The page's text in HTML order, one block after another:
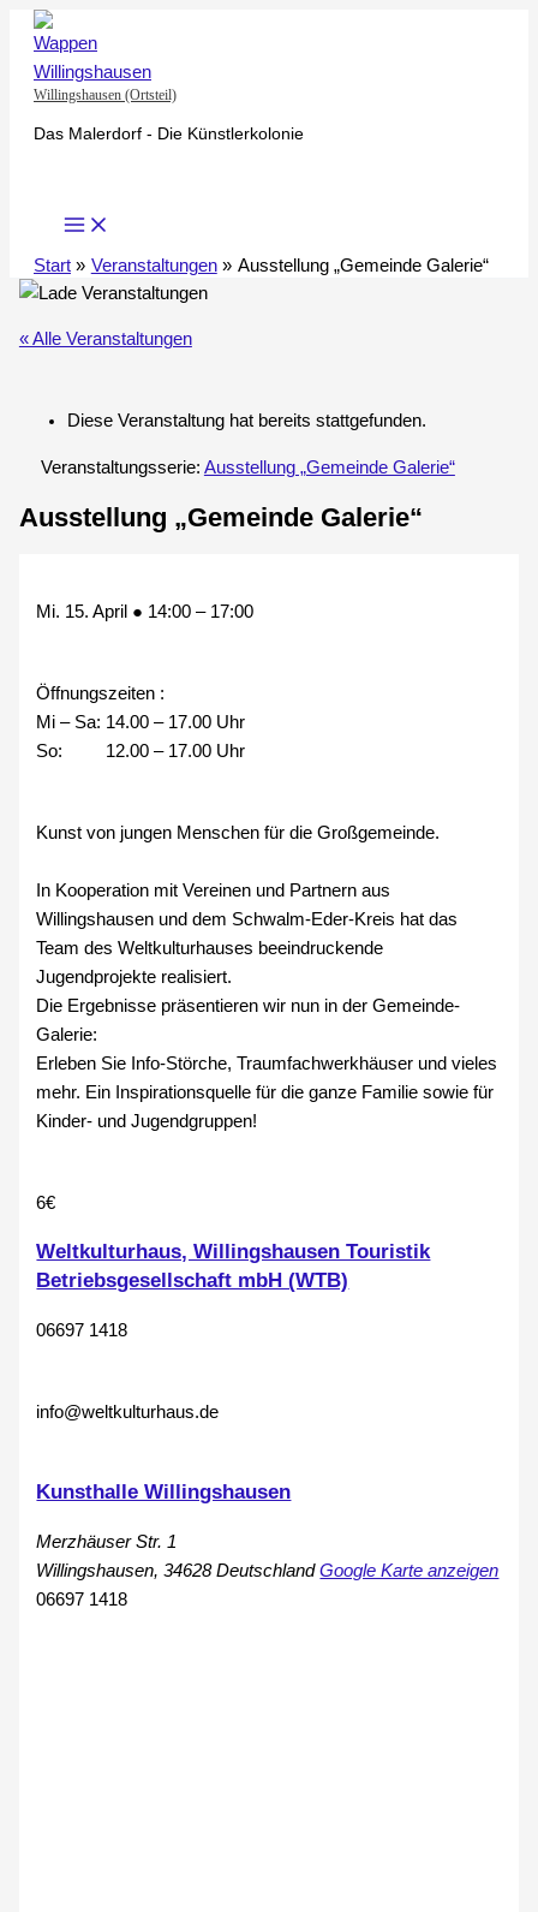
Zum
Inhalt
springen
Willingshausen (Ortsteil)
Das Malerdorf - Die Künstlerkolonie
Start Veranstaltungen Ausstellung „Gemeinde Galerie“
« Alle Veranstaltungen
Diese Veranstaltung hat bereits stattgefunden.
Veranstaltungsserie: Ausstellung „Gemeinde Galerie“
Ausstellung „Gemeinde Galerie“
Mi. 15. April ● 14:00– 17:00
Öffnungszeiten :
Mi – Sa: 14.00 – 17.00 Uhr
So: 12.00 – 17.00 Uhr
Kunst von jungen Menschen für die Großgemeinde.
In Kooperation mit Vereinen und Partnern aus
Willingshausen und dem Schwalm-Eder-Kreis hat das
Team des Weltkulturhauses beeindruckende
Jugendprojekte realisiert.
Die Ergebnisse präsentieren wir nun in der Gemeinde-
Galerie:
Erleben Sie Info-Störche, Traumfachwerkhäuser und vieles
mehr. Ein Inspirationsquelle für die ganze Familie sowie für
Kinder- und Jugendgruppen!
6€
Weltkulturhaus, Willingshausen Touristik
Betriebsgesellschaft mbH (WTB)
06697 1418
info@weltkulturhaus.de
Kunsthalle Willingshausen
Merzhäuser Str. 1
Willingshausen, 34628 Deutschland Google Karte anzeigen
06697 1418